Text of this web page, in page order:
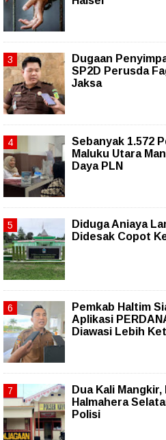
Dugaan
SP2D Perusda
Jaksa
Sebanyak 1.572
Maluku Utara
Daya PLN
Diduga Aniaya
Didesak Copot
Pemkab Haltim
Aplikasi
Diawasi Lebih
Dua Kali
Halmahera
Polisi